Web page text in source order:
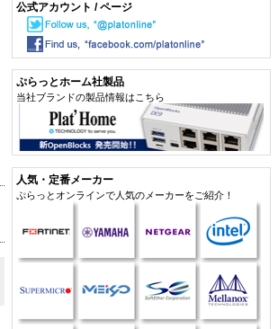
公式アカウント / ページ
ぷらっとホーム社製品
当社ブランドの製品情報はこちら
人気・定番メーカー
ぷらっとオンラインで人気のメーカーをご紹介！